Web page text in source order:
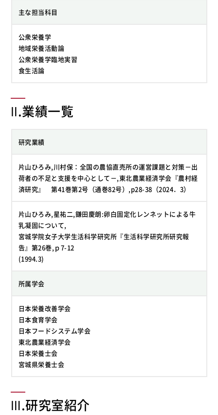
主な担当科目
公衆栄養学
地域栄養活動論
公衆栄養学臨地実習
食生活論
Ⅱ.業績一覧
研究業績
片山ひろみ,川村保：全国の農協直売所の運営課題と対策－出
荷者の不足と支援を中心として－,東北農業経済学会『農村経
済研究』 第41巻第2号（通巻82号）,p28-38（2024．3）
片山ひろみ,星祐二,鎌田慶朗:卵白固定化レンネットによる牛
乳凝固について,
宮城学院女子大学生活科学研究所『生活科学研究所研究報
告』第26巻,ｐ7-12
(1994.3)
所属学会
日本栄養改善学会
日本食育学会
日本フードシステム学会
東北農業経済学会
日本栄養士会
宮城県栄養士会
Ⅲ.研究室紹介